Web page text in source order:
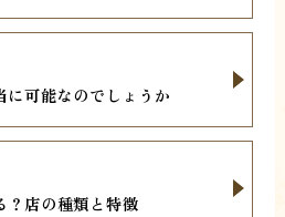
可能なのでしょうか
？店の種類と特徴